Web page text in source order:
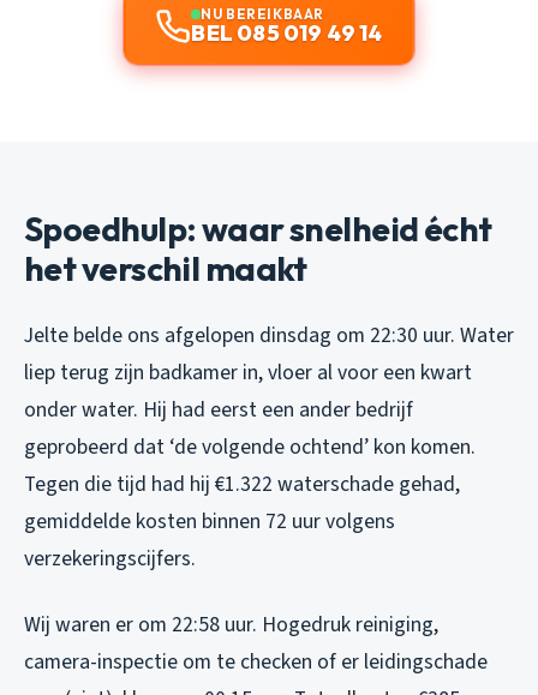
NU BEREIKBAAR
BEL 085 019 49 14
Spoedhulp: waar snelheid écht
het verschil maakt
Jelte belde ons afgelopen dinsdag om 22:30 uur. Water
liep terug zijn badkamer in, vloer al voor een kwart
onder water. Hij had eerst een ander bedrijf
geprobeerd dat ‘de volgende ochtend’ kon komen.
Tegen die tijd had hij €1.322 waterschade gehad,
gemiddelde kosten binnen 72 uur volgens
verzekeringscijfers.
Wij waren er om 22:58 uur. Hogedruk reiniging,
camera-inspectie om te checken of er leidingschade